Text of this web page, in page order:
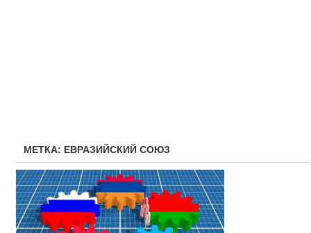
МЕТКА: ЕВРАЗИЙСКИЙ СОЮЗ